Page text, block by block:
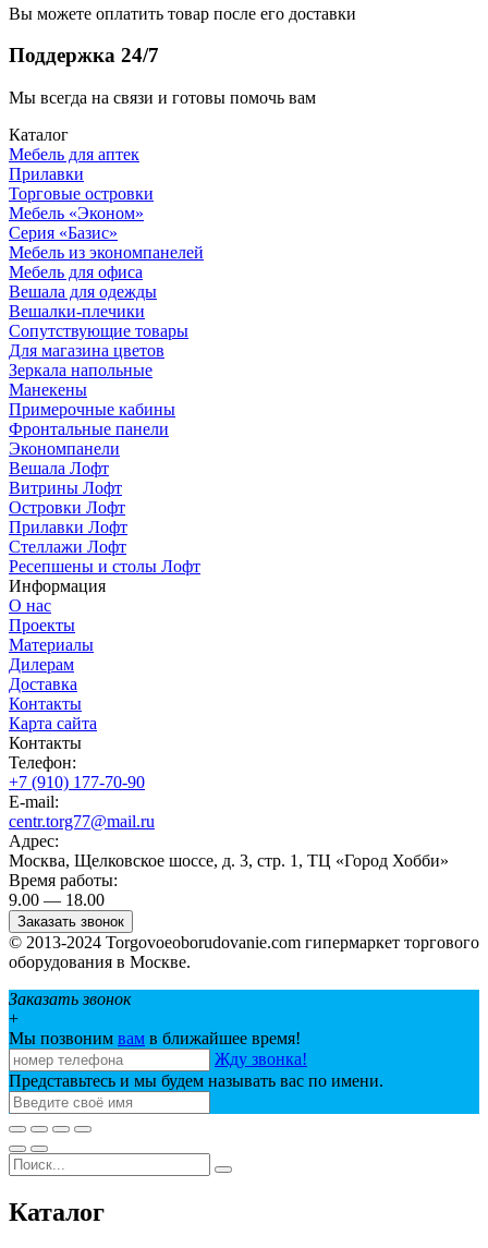
Вы можете оплатить товар после его доставки
Поддержка 24/7
Мы всегда на связи и готовы помочь вам
Каталог
Мебель для аптек
Прилавки
Торговые островки
Мебель «Эконом»
Серия «Базис»
Мебель из экономпанелей
Мебель для офиса
Вешала для одежды
Вешалки-плечики
Сопутствующие товары
Для магазина цветов
Зеркала напольные
Манекены
Примерочные кабины
Фронтальные панели
Экономпанели
Вешала Лофт
Витрины Лофт
Островки Лофт
Прилавки Лофт
Стеллажи Лофт
Ресепшены и столы Лофт
Информация
О нас
Проекты
Материалы
Дилерам
Доставка
Контакты
Карта сайта
Контакты
Телефон:
+7 (910) 177-70-90
E-mail:
centr.torg77@mail.ru
Адрес:
Москва, Щелковское шоссе, д. 3, стр. 1, ТЦ «Город Хобби»
Время работы:
9.00 — 18.00
Заказать звонок
© 2013-2024 Torgovoeoborudovanie.com гипермаркет торгового
оборудования в Москве.
Заказать звонок
+
Мы позвоним вам в ближайшее время!
Жду звонка!
Представьтесь и мы будем называть вас по имени.
Каталог